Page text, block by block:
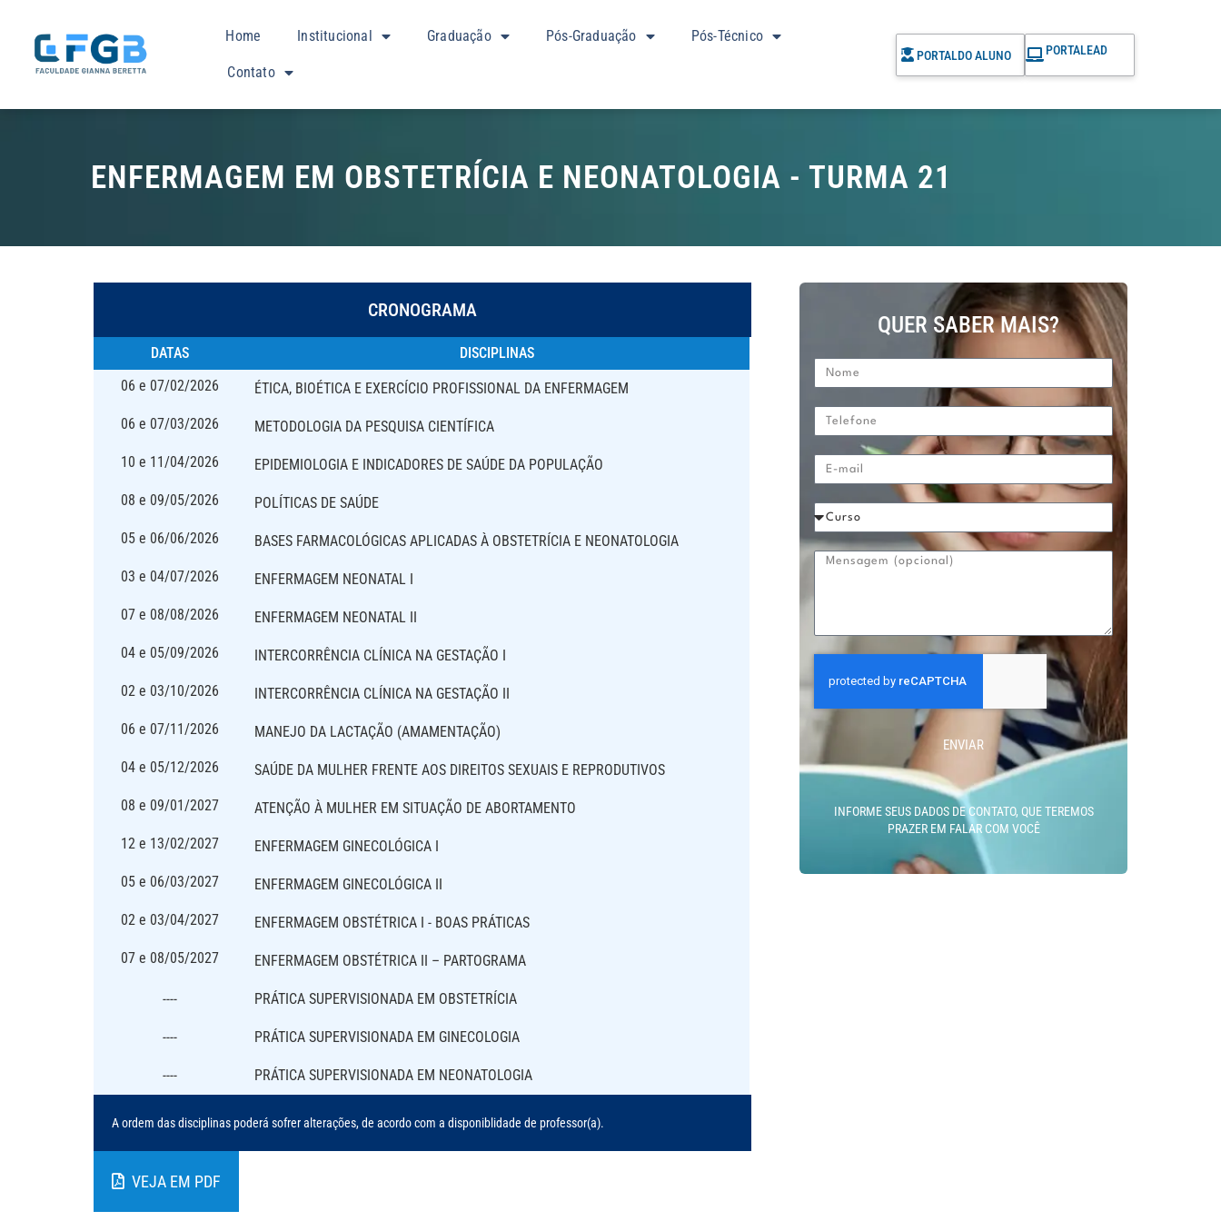
Home Institucional Graduação Pós-Graduação Pós-Técnico
Contato
PORTALDO ALUNO PORTALEAD
ENFERMAGEM EM OBSTETRÍCIA E NEONATOLOGIA - TURMA 21
CRONOGRAMA
DATAS
DISCIPLINAS
06 e 07/02/2026
ÉTICA, BIOÉTICA E EXERCÍCIO PROFISSIONAL DA ENFERMAGEM
06 e 07/03/2026 METODOLOGIA DA PESQUISA CIENTÍFICA
10 e 11/04/2026 EPIDEMIOLOGIA E INDICADORES DE SAÚDE DA POPULAÇÃO
08 e 09/05/2026 POLÍTICAS DE SAÚDE
05 e 06/06/2026 BASES FARMACOLÓGICAS APLICADAS À OBSTETRÍCIA E NEONATOLOGIA
03 e 04/07/2026 ENFERMAGEM NEONATAL I
07 e 08/08/2026 ENFERMAGEM NEONATAL II
04 e 05/09/2026 INTERCORRÊNCIA CLÍNICA NA GESTAÇÃO I
02 e 03/10/2026 INTERCORRÊNCIA CLÍNICA NA GESTAÇÃO II
06 e 07/11/2026 MANEJO DA LACTAÇÃO (AMAMENTAÇÃO)
04 e 05/12/2026 SAÚDE DA MULHER FRENTE AOS DIREITOS SEXUAIS E REPRODUTIVOS
08 e 09/01/2027 ATENÇÃO À MULHER EM SITUAÇÃO DE ABORTAMENTO
12 e 13/02/2027 ENFERMAGEM GINECOLÓGICA I
05 e 06/03/2027 ENFERMAGEM GINECOLÓGICA II
02 e 03/04/2027 ENFERMAGEM OBSTÉTRICA I - BOAS PRÁTICAS
07 e 08/05/2027 ENFERMAGEM OBSTÉTRICA II – PARTOGRAMA
---- PRÁTICA SUPERVISIONADA EM OBSTETRÍCIA
---- PRÁTICA SUPERVISIONADA EM GINECOLOGIA
---- PRÁTICA SUPERVISIONADA EM NEONATOLOGIA
A ordem das disciplinas poderá sofrer alterações, de acordo com a disponiblidade de professor(a).
VEJA EM PDF
QUER SABER MAIS?
ENVIAR
INFORME SEUS DADOS DE CONTATO, QUE TEREMOS
PRAZER EM FALAR COM VOCÊ